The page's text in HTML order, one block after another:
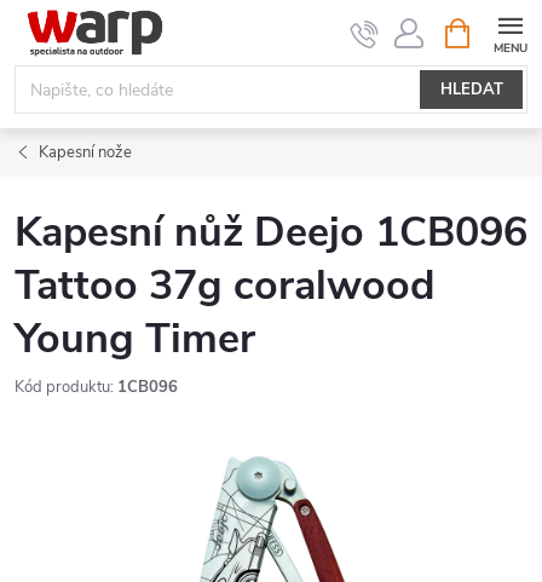
Přejít
obsah
HLEDAT
NÁKUPNÍ
KOŠÍK
Kapesní nože
Kapesní nůž Deejo 1CB096
Tattoo 37g coralwood
Young Timer
Kód produktu: 1CB096